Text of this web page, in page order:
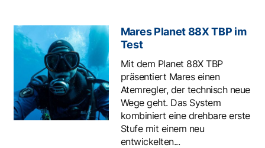
Mares Planet 88X TBP im
Test
Mit dem Planet 88X TBP
präsentiert Mares einen
Atemregler, der technisch neue
Wege geht. Das System
kombiniert eine drehbare erste
Stufe mit einem neu
entwickelten...